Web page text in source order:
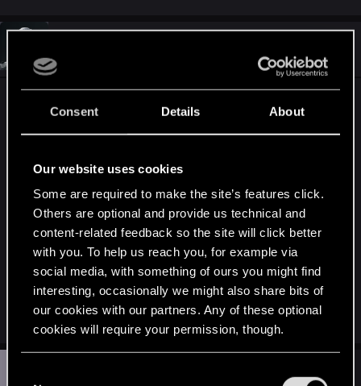
Consent Details About
Our website uses cookies
Some are required to make the site’s features click.
Others are optional and provide us technical and
content-related feedback so the site will click better
with you. To help us reach you, for example via
social media, with something of ours you might find
interesting, occasionally we might also share bits of
our cookies with our partners. Any of these optional
cookies will require your permission, though.
Jan 24, 2016
@kamilbilbo
nie zawiedziesz się na pewno na
ścieżce Iorwetha
, sam właśnie skończyłem z
https://drive.google.com/file/d/0B0F-
Gram na poziomie mrocznym (jak ktoś liczy na
prawdziwą zabawę to nie ma innego właściwego
trybu). Skompletowałem rynsztunek
Świętokradzcy (jest to jeden z powodów
spłukania z orenów
), poziom postaci 13.
Jan 24, 2016